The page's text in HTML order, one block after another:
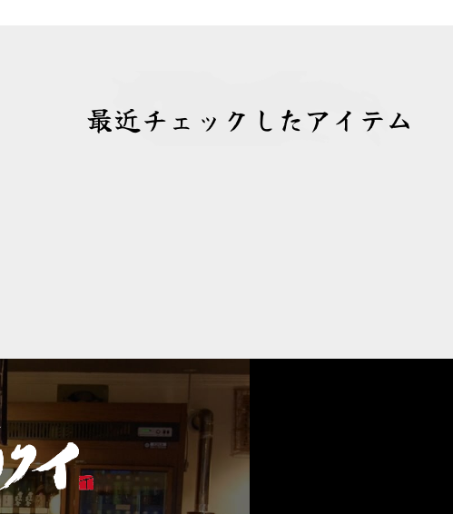
最近チェックしたアイテム